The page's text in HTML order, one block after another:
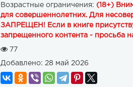
Возрастные ограничения: (18+)
для совершеннолетних. Для
ЗАПРЕЩЕН! Если в книге
запрещенного контента - просьба
77
Добавлено: 28 май 2026